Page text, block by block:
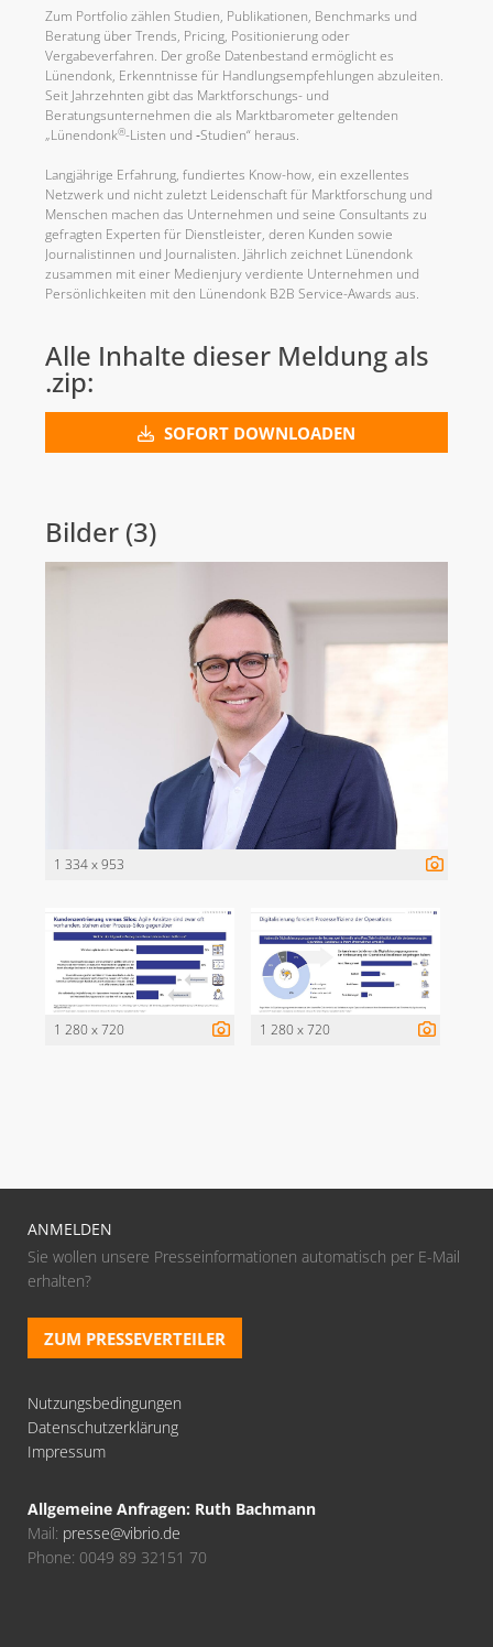
Zum Portfolio zählen Studien, Publikationen, Benchmarks und
Beratung über Trends, Pricing, Positionierung oder
Vergabeverfahren. Der große Datenbestand ermöglicht es
Lünendonk, Erkenntnisse für Handlungsempfehlungen abzuleiten.
Seit Jahrzehnten gibt das Marktforschungs- und
Beratungsunternehmen die als Marktbarometer geltenden
„Lünendonk®-Listen und ‐Studien“ heraus.
Langjährige Erfahrung, fundiertes Know-how, ein exzellentes
Netzwerk und nicht zuletzt Leidenschaft für Marktforschung und
Menschen machen das Unternehmen und seine Consultants zu
gefragten Experten für Dienstleister, deren Kunden sowie
Journalistinnen und Journalisten. Jährlich zeichnet Lünendonk
zusammen mit einer Medienjury verdiente Unternehmen und
Persönlichkeiten mit den Lünendonk B2B Service-Awards aus.
Alle Inhalte dieser Meldung als
.zip:
SOFORT DOWNLOADEN
Bilder (3)
1 334 x 953
1 280 x 720 1 280 x 720
ANMELDEN
Sie wollen unsere Presseinformationen automatisch per E-Mail
erhalten?
ZUM PRESSEVERTEILER
Nutzungsbedingungen
Datenschutzerklärung
Impressum
Allgemeine Anfragen: Ruth Bachmann
Mail: presse@vibrio.de
Phone: 0049 89 32151 70